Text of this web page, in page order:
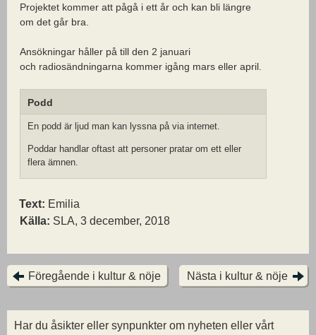
Projektet kommer att pågå i ett år och kan bli längre
om det går bra.
Ansökningar håller på till den 2 januari
och radiosändningarna kommer igång mars eller april.
Podd
En podd är ljud man kan lyssna på via internet.
Poddar handlar oftast att personer pratar om ett eller
flera ämnen.
Text: Emilia
Källa: SLA, 3 december, 2018
Föregående i kultur & nöje Nästa i kultur & nöje
Har du åsikter eller synpunkter om nyheten eller vårt